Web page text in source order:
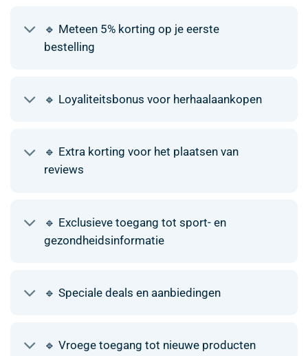
🔹 Meteen 5% korting op je eerste
bestelling
🔹 Loyaliteitsbonus voor herhaalaankopen
🔹 Extra korting voor het plaatsen van
reviews
🔹 Exclusieve toegang tot sport- en
gezondheidsinformatie
🔹 Speciale deals en aanbiedingen
🔹 Vroege toegang tot nieuwe producten